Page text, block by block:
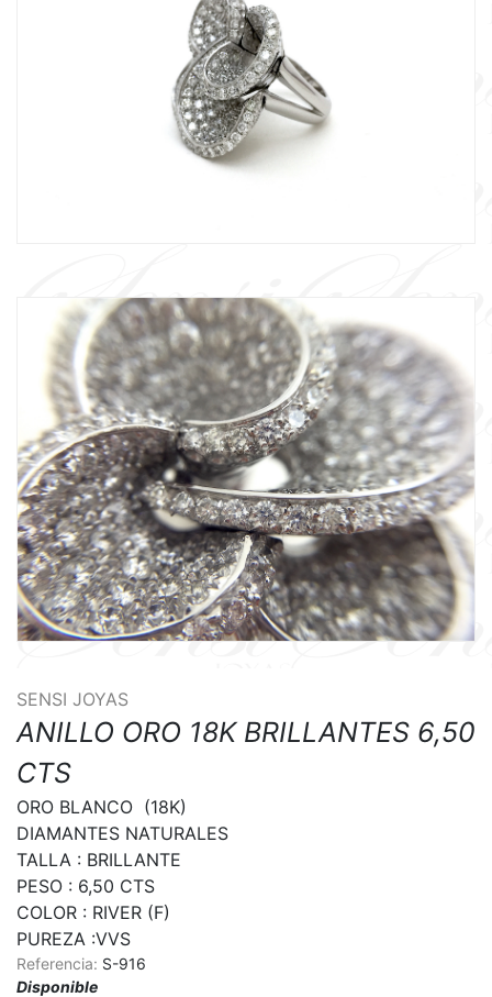
SENSI JOYAS
ANILLO ORO 18K BRILLANTES 6,50
CTS
ORO BLANCO  (18K)
DIAMANTES NATURALES
TALLA : BRILLANTE
PESO : 6,50 CTS
COLOR : RIVER (F)
PUREZA :VVS
Referencia: S-916
Disponible